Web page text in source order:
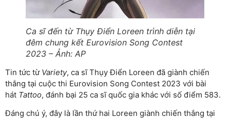
Ca sĩ đến từ Thụy Điển Loreen trình diễn tại
đêm chung kết Eurovision Song Contest
2023 – Ảnh: AP
Tin tức từ Variety, ca sĩ Thụy Điển Loreen đã giành chiến
thắng tại cuộc thi Eurovision Song Contest 2023 với bài
hát Tattoo, đánh bại 25 ca sĩ quốc gia khác với số điểm 583.
Đáng chú ý, đây là lần thứ hai Loreen giành chiến thắng tại